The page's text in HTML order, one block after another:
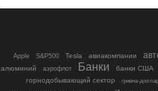
Apple S&P500 Tesla авиакомпании
алюминий аэрофлот Банки банки США
горнодобывающий сектор
гривна-доллар